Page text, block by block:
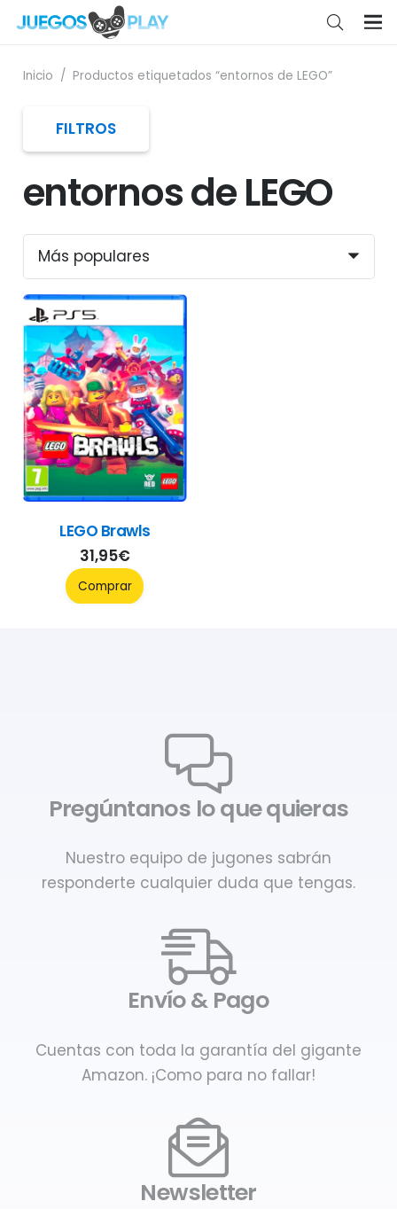
Inicio / Productos etiquetados “entornos de LEGO”
entornos de LEGO
LEGO Brawls
31,95€
Comprar
FILTROS
Pregúntanos lo que quieras
Nuestro equipo de jugones sabrán
responderte cualquier duda que tengas.
Envío & Pago
Cuentas con toda la garantía del gigante
Amazon. ¡Como para no fallar!
Newsletter